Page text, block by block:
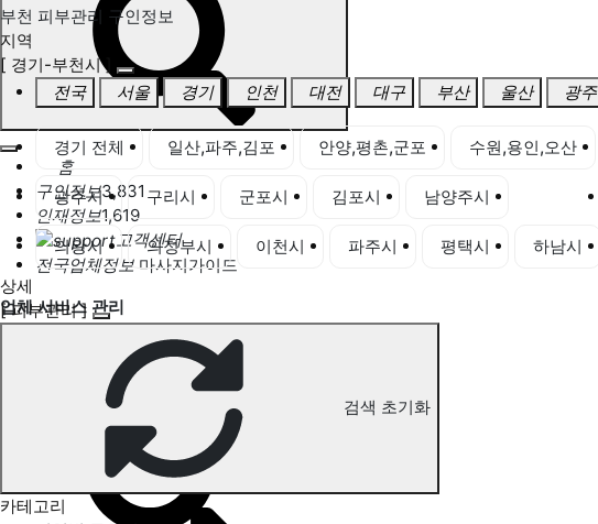
홈
구인정보3,831
인재정보1,619
고객센터
전국업체정보 마사지가이드
업체 서비스 관리
개인 서비스 관리
부천 피부관리 구인정보
부천 피부관리 구인정보
지역
[ 경기-부천시 ]
전국
서울 경기 인천 대전 대구 부산 울산 광주
경기 전체 일산,파주,김포 안양,평촌,군포 수원,용인,오산
광주시 구리시 군포시 김포시 남양주시
의왕시 의정부시 이천시 파주시 평택시 하남시
상세
[ 피부관리 ]
검색 초기화
카테고리